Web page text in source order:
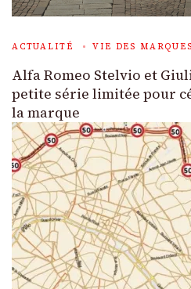
ACTUALITÉ VIE DES MARQUES
Alfa Romeo Stelvio et
petite série limitée pour
la marque